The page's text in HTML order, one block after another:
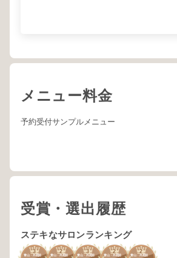
メニュー料金
予約受付サンプルメニュー
受賞・選出履歴
ステキなサロンランキング
3
青山・外苑前
2
青山・外苑前
3
青山・外苑前
2
青山・外苑前
2
青山・外苑前